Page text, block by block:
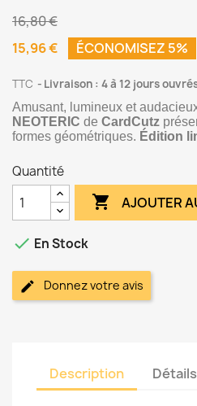
16,80 €
15,96 €
ÉCONOMISEZ 5%
TTC Livraison : 4 à 12 jours
Amusant, lumineux et
NEOTERIC de CardCutz
formes géométriques. Édition
Quantité
 AJOUTER
 En Stock
Donnez votre avis
Description